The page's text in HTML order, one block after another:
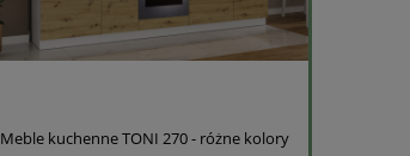
Meble kuchenne TONI 270 - różne kolory